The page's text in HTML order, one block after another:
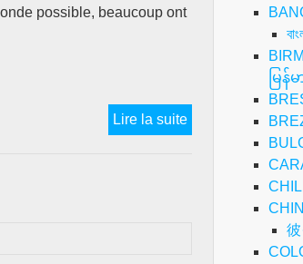
possible, beaucoup ont
Lire la suiteANGEL
ET
“DYNAMITE”
MOMBIOLA
မြန်